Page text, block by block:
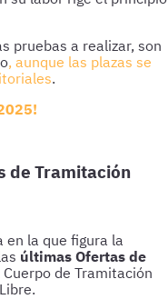
pruebas a realizar, son
, aunque las plazas se
.
de Tramitación
en la que figura la
últimas Ofertas de
de Tramitación